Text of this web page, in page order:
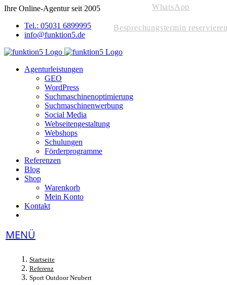
Skip
content
Ihre Online-Agentur seit 2005
Tel.: 05031 6899995
info@funktion5.de
Agenturleistungen
GEO
WordPress
Suchmaschinenoptimierung
Suchmaschinenwerbung
Social Media
Webseitengestaltung
Webshops
Schulungen
Förderprogramme
Referenzen
Blog
Shop
Warenkorb
Mein Konto
Kontakt
Startseite
Referenz
Sport Outdoor Neubert
WhatsApp
Besprechungstermin